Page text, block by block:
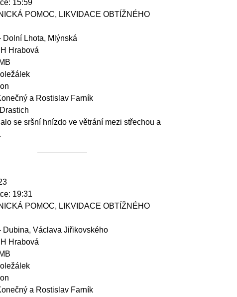
15:59
POMOC, LIKVIDACE OBTÍŽNÉHO
Dolní Lhota, Mlýnská
Hrabová
a Rostislav Farník
se sršní hnízdo ve větrání mezi střechou a
19:31
POMOC, LIKVIDACE OBTÍŽNÉHO
Dubina, Václava Jiřikovského
Hrabová
a Rostislav Farník